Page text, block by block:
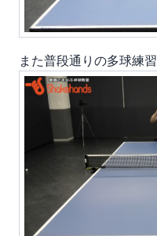
また普段通りの多球練習